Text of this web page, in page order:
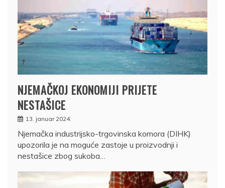
NJEMAČKOJ EKONOMIJI PRIJETE
NESTAŠICE
13. januar 2024.
Njemačka industrijsko-trgovinska komora (DIHK)
upozorila je na moguće zastoje u proizvodnji i
nestašice zbog sukoba…